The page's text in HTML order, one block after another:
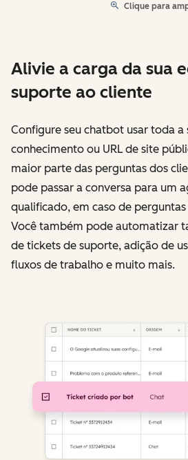
Clique para
Alivie a carga da sua
suporte ao cliente
Configure seu chatbot usar toda a
conhecimento ou URL de site
maior parte das perguntas dos
pode passar a conversa para um
qualificado, em caso de
Você também pode automatizar
de tickets de suporte, adição de
fluxos de trabalho e muito mais.